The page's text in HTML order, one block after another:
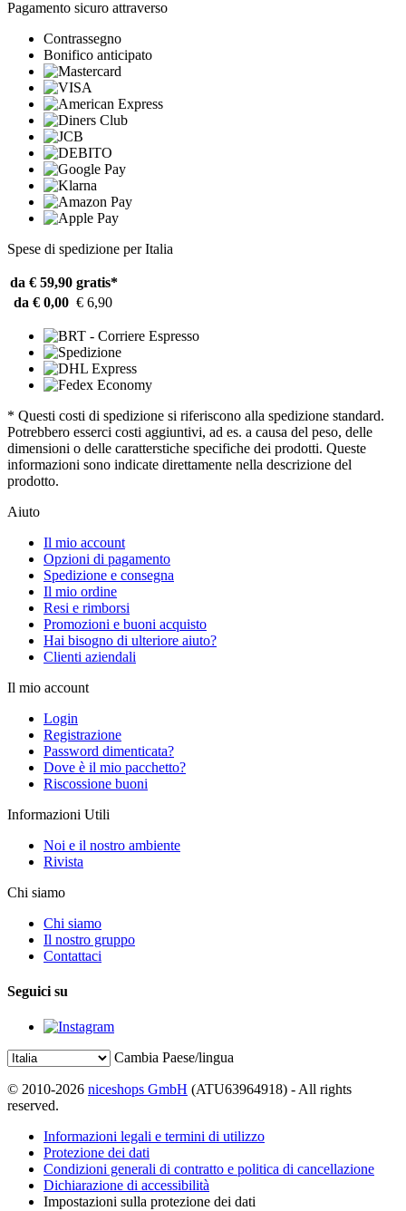
Pagamento sicuro attraverso
Contrassegno
Bonifico anticipato
Spese di spedizione per Italia
da € 59,90 gratis*
da € 0,00 € 6,90
* Questi costi di spedizione si riferiscono alla spedizione standard.
Potrebbero esserci costi aggiuntivi, ad es. a causa del peso, delle
dimensioni o delle caratterstiche specifiche dei prodotti. Queste
informazioni sono indicate direttamente nella descrizione del
prodotto.
Aiuto
Il mio account
Opzioni di pagamento
Spedizione e consegna
Il mio ordine
Resi e rimborsi
Promozioni e buoni acquisto
Hai bisogno di ulteriore aiuto?
Clienti aziendali
Il mio account
Login
Registrazione
Password dimenticata?
Dove è il mio pacchetto?
Riscossione buoni
Informazioni Utili
Noi e il nostro ambiente
Rivista
Chi siamo
Chi siamo
Il nostro gruppo
Contattaci
Seguici su
Cambia Paese/lingua
© 2010-2026 niceshops GmbH (ATU63964918) - All rights
reserved.
Informazioni legali e termini di utilizzo
Protezione dei dati
Condizioni generali di contratto e politica di cancellazione
Dichiarazione di accessibilità
Impostazioni sulla protezione dei dati